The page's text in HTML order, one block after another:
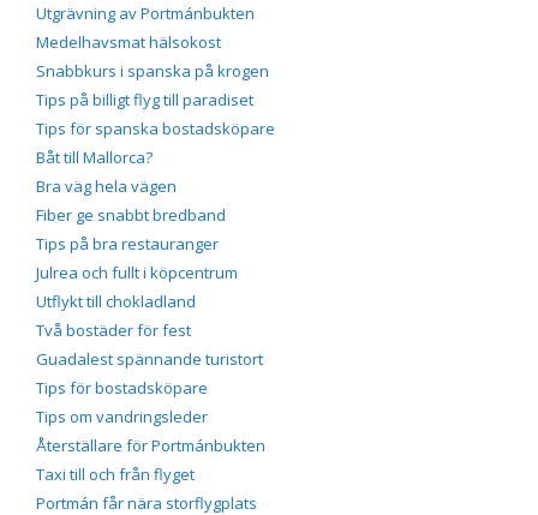
Utgrävning av Portmánbukten
Medelhavsmat hälsokost
Snabbkurs i spanska på krogen
Tips på billigt flyg till paradiset
Tips för spanska bostadsköpare
Båt till Mallorca?
Bra väg hela vägen
Fiber ge snabbt bredband
Tips på bra restauranger
Julrea och fullt i köpcentrum
Utflykt till chokladland
Två bostäder för fest
Guadalest spännande turistort
Tips för bostadsköpare
Tips om vandringsleder
Återställare för Portmánbukten
Taxi till och från flyget
Portmán får nära storflygplats